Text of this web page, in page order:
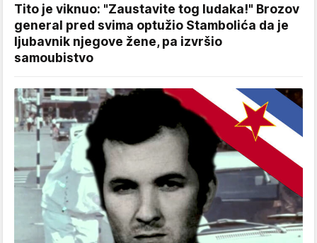
Tito je viknuo: "Zaustavite tog ludaka!" Brozov
general pred svima optužio Stambolića da je
ljubavnik njegove žene, pa izvršio
samoubistvo